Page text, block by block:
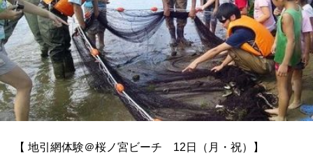
【 地引網体験＠桜ノ宮ビーチ 12日（月・祝）】